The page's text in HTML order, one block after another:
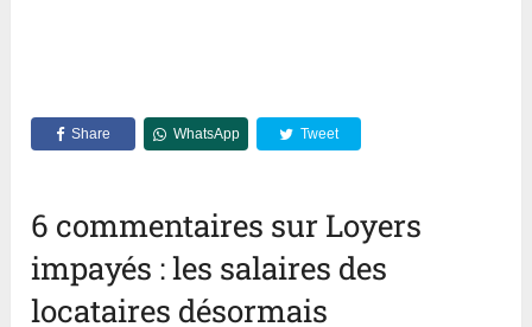
Share WhatsApp Tweet
6 commentaires sur Loyers
impayés : les salaires des
locataires désormais